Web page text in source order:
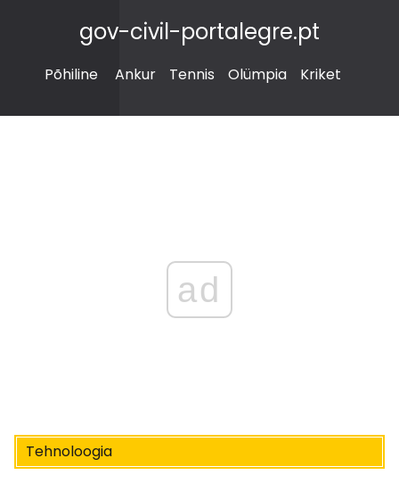
gov-civil-portalegre.pt
Põhiline Ankur Tennis Olümpia Kriket
ad
Tehnoloogia